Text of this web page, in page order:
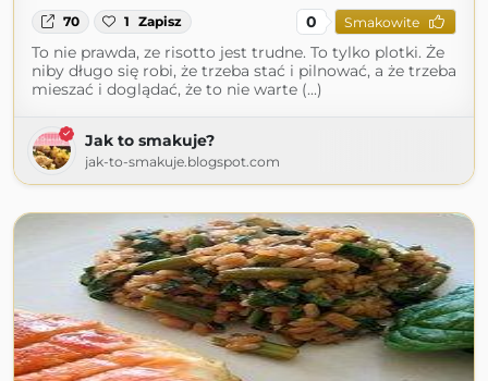
70 1 Zapisz 0 Smakowite
To nie prawda, ze risotto jest trudne. To tylko plotki. Że
niby długo się robi, że trzeba stać i pilnować, a że trzeba
mieszać i doglądać, że to nie warte (...)
Jak to smakuje?
jak-to-smakuje.blogspot.com